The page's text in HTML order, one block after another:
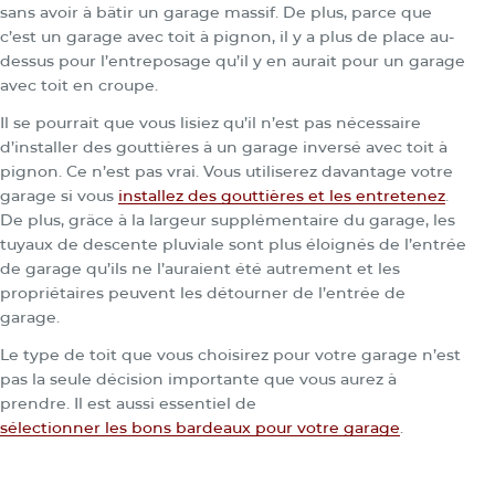
sans avoir à bâtir un garage massif. De plus, parce que
c’est un garage avec toit à pignon, il y a plus de place au-
dessus pour l’entreposage qu’il y en aurait pour un garage
avec toit en croupe.
Il se pourrait que vous lisiez qu’il n’est pas nécessaire
d’installer des gouttières à un garage inversé avec toit à
pignon. Ce n’est pas vrai. Vous utiliserez davantage votre
garage si vous installez des gouttières et les entretenez.
De plus, grâce à la largeur supplémentaire du garage, les
tuyaux de descente pluviale sont plus éloignés de l’entrée
de garage qu’ils ne l’auraient été autrement et les
propriétaires peuvent les détourner de l’entrée de
garage.
Le type de toit que vous choisirez pour votre garage n’est
pas la seule décision importante que vous aurez à
prendre. Il est aussi essentiel de
sélectionner les bons bardeaux pour votre garage.